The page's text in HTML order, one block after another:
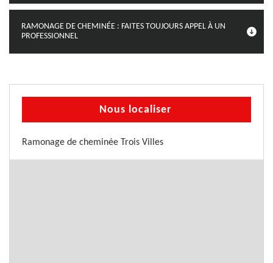
RAMONAGE DE CHEMINÉE : FAITES TOUJOURS APPEL À UN
PROFESSIONNEL
Nous localiser
Ramonage de cheminée Trois Villes